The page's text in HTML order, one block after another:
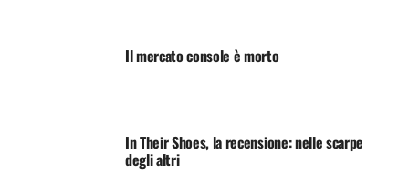
Il mercato console è morto
In Their Shoes, la recensione: nelle scarpe
degli altri